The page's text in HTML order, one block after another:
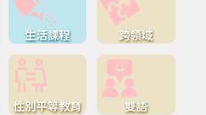
生活課程 跨領域
性別平等教育 雙語